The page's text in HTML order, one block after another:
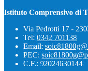
Istituto Comprensivo di
Via Pedrotti 17 -
Tel: 0342 701138
Email:
PEC:
C.F.: 92024630144